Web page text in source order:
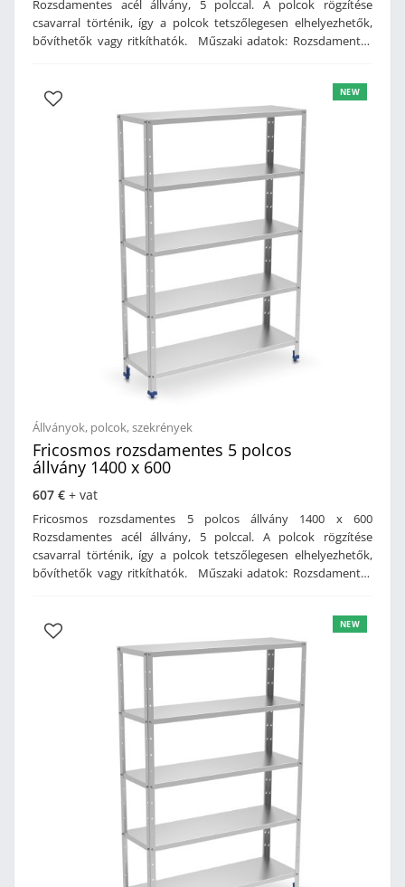
Rozsdamentes acél állvány, 5 polccal. A polcok rögzítése
csavarral történik, így a polcok tetszőlegesen elhelyezhetők,
bővíthetők vagy ritkíthatók. Műszaki adatok: Rozsdamentes
1000 x 600 x 1750 mm (szé x mé x ma)Súly: 33 kg
Állványok, polcok, szekrények
Fricosmos rozsdamentes 5 polcos
állvány 1400 x 600
607 € + vat
Fricosmos rozsdamentes 5 polcos állvány 1400 x 600
Rozsdamentes acél állvány, 5 polccal. A polcok rögzítése
csavarral történik, így a polcok tetszőlegesen elhelyezhetők,
bővíthetők vagy ritkíthatók. Műszaki adatok: Rozsdamentes
1400 x 600 x 1750 mm (szé x mé x ma)Súly: 41 kg
NEW
NEW